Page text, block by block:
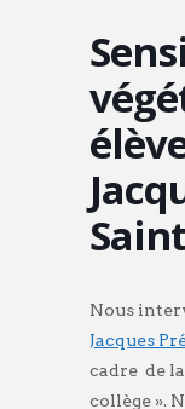
Nous
Jacques
cadre de
collège ».